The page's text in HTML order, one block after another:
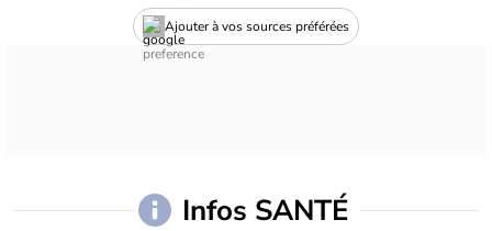
Ajouter à vos sources préférées
Infos SANTÉ